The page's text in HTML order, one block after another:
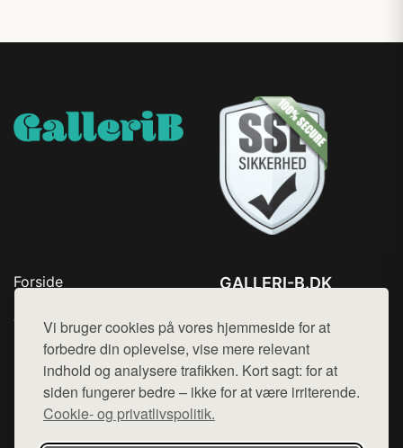
Vi bruger cookies på vores hjemmeside for at
forbedre din oplevelse, vise mere relevant
indhold og analysere trafikken. Kort sagt: for at
siden fungerer bedre – ikke for at være irriterende.
Cookie- og privatlivspolitik.
Forside
Top Rabatter
Blog
Kontakt
GALLERI-B.DK
Mail: hej@want.dk
Cookie- og privatlivspolitik